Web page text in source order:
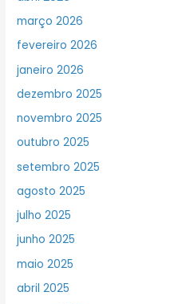
março 2026
fevereiro 2026
janeiro 2026
dezembro 2025
novembro 2025
outubro 2025
setembro 2025
agosto 2025
julho 2025
junho 2025
maio 2025
abril 2025